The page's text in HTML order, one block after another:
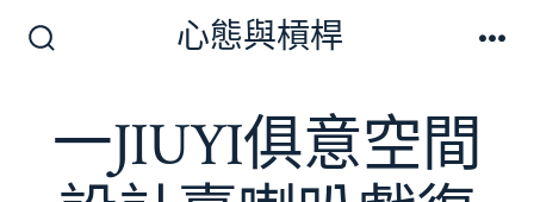
換
關
心態與槓桿
一JIUYI俱意空間